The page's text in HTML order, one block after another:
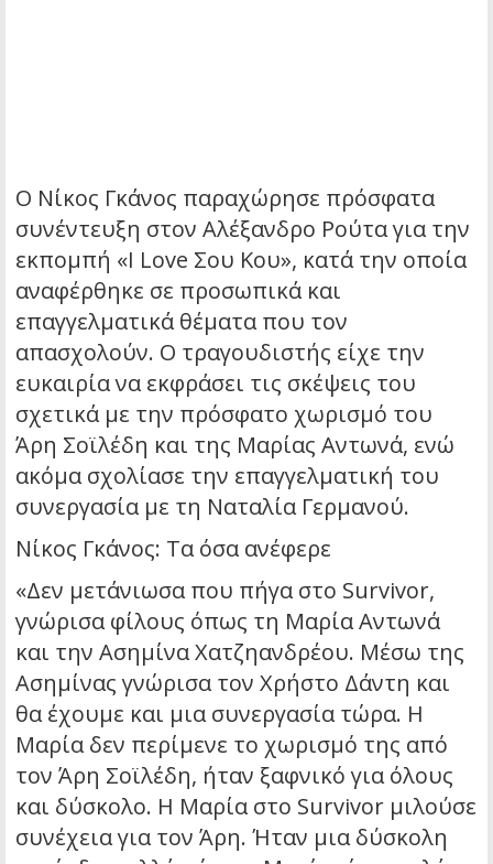
Ο Νίκος Γκάνος παραχώρησε πρόσφατα
συνέντευξη στον Αλέξανδρο Ρούτα για την
εκπομπή «I Love Σου Κου», κατά την οποία
αναφέρθηκε σε προσωπικά και
επαγγελματικά θέματα που τον
απασχολούν. Ο τραγουδιστής είχε την
ευκαιρία να εκφράσει τις σκέψεις του
σχετικά με την πρόσφατο χωρισμό του
Άρη Σοϊλέδη και της Μαρίας Αντωνά, ενώ
ακόμα σχολίασε την επαγγελματική του
συνεργασία με τη Ναταλία Γερμανού.
Νίκος Γκάνος: Τα όσα ανέφερε
«Δεν μετάνιωσα που πήγα στο Survivor,
γνώρισα φίλους όπως τη Μαρία Αντωνά
και την Ασημίνα Χατζηανδρέου. Μέσω της
Ασημίνας γνώρισα τον Χρήστο Δάντη και
θα έχουμε και μια συνεργασία τώρα. Η
Μαρία δεν περίμενε το χωρισμό της από
τον Άρη Σοϊλέδη, ήταν ξαφνικό για όλους
και δύσκολο. Η Μαρία στο Survivor μιλούσε
συνέχεια για τον Άρη. Ήταν μια δύσκολη